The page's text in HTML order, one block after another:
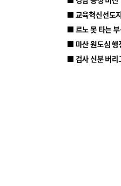
■ 르노 못 타는
■ 마산 원도심 행